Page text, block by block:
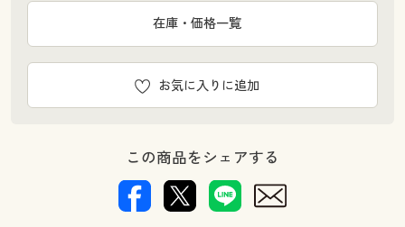
お気に入りに追加
在庫・価格一覧
この商品をシェアする